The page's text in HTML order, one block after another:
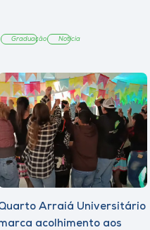
Graduação Notícia
Arraiá Universitário
acolhimento aos